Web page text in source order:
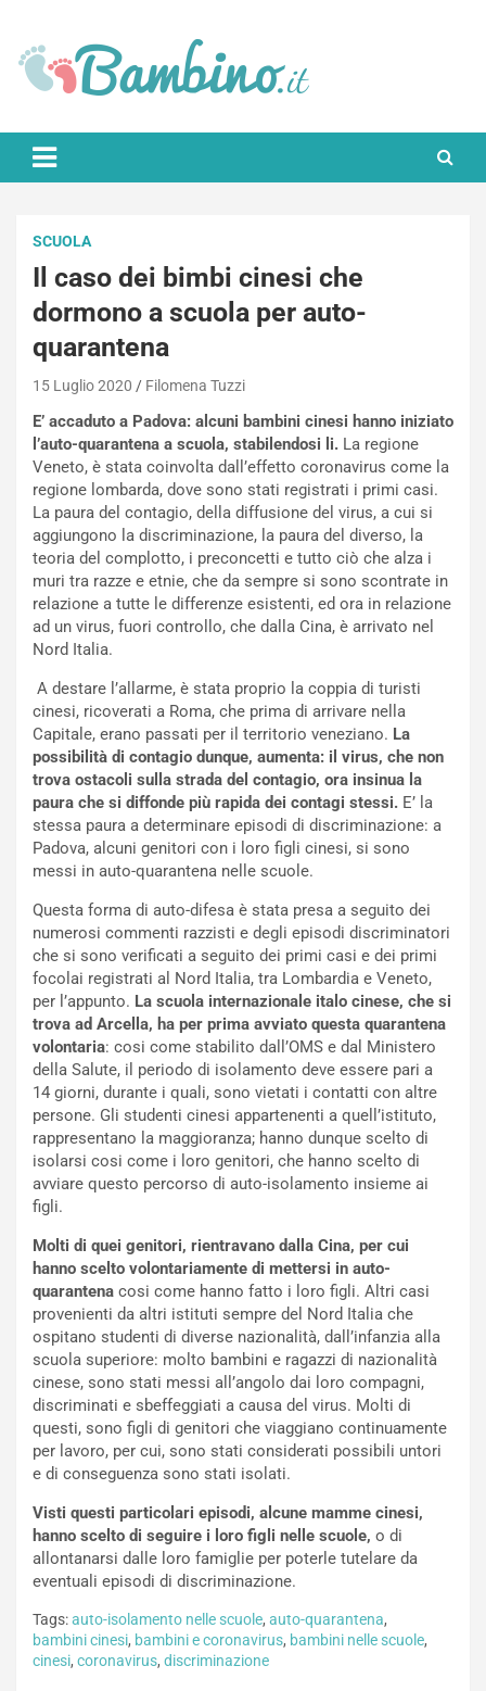
content
Bambino.it
SCUOLA
Il caso dei bimbi cinesi che
dormono a scuola per auto-
quarantena
15 Luglio 2020 Filomena Tuzzi
E’ accaduto a Padova: alcuni bambini cinesi hanno iniziato
l’auto-quarantena a scuola, stabilendosi li. La regione
Veneto, è stata coinvolta dall’effetto coronavirus come la
regione lombarda, dove sono stati registrati i primi casi.
La paura del contagio, della diffusione del virus, a cui si
aggiungono la discriminazione, la paura del diverso, la
teoria del complotto, i preconcetti e tutto ciò che alza i
muri tra razze e etnie, che da sempre si sono scontrate in
relazione a tutte le differenze esistenti, ed ora in relazione
ad un virus, fuori controllo, che dalla Cina, è arrivato nel
Nord Italia.
A destare l’allarme, è stata proprio la coppia di turisti
cinesi, ricoverati a Roma, che prima di arrivare nella
Capitale, erano passati per il territorio veneziano. La
possibilità di contagio dunque, aumenta: il virus, che non
trova ostacoli sulla strada del contagio, ora insinua la
paura che si diffonde più rapida dei contagi stessi. E’ la
stessa paura a determinare episodi di discriminazione: a
Padova, alcuni genitori con i loro figli cinesi, si sono
messi in auto-quarantena nelle scuole.
Questa forma di auto-difesa è stata presa a seguito dei
numerosi commenti razzisti e degli episodi discriminatori
che si sono verificati a seguito dei primi casi e dei primi
focolai registrati al Nord Italia, tra Lombardia e Veneto,
per l’appunto. La scuola internazionale italo cinese, che si
trova ad Arcella, ha per prima avviato questa quarantena
volontaria: cosi come stabilito dall’OMS e dal Ministero
della Salute, il periodo di isolamento deve essere pari a
14 giorni, durante i quali, sono vietati i contatti con altre
persone. Gli studenti cinesi appartenenti a quell’istituto,
rappresentano la maggioranza; hanno dunque scelto di
isolarsi cosi come i loro genitori, che hanno scelto di
avviare questo percorso di auto-isolamento insieme ai
figli.
Molti di quei genitori, rientravano dalla Cina, per cui
hanno scelto volontariamente di mettersi in auto-
quarantena cosi come hanno fatto i loro figli. Altri casi
provenienti da altri istituti sempre del Nord Italia che
ospitano studenti di diverse nazionalità, dall’infanzia alla
scuola superiore: molto bambini e ragazzi di nazionalità
cinese, sono stati messi all’angolo dai loro compagni,
discriminati e sbeffeggiati a causa del virus. Molti di
questi, sono figli di genitori che viaggiano continuamente
per lavoro, per cui, sono stati considerati possibili untori
e di conseguenza sono stati isolati.
Visti questi particolari episodi, alcune mamme cinesi,
hanno scelto di seguire i loro figli nelle scuole, o di
allontanarsi dalle loro famiglie per poterle tutelare da
eventuali episodi di discriminazione.
Tags:auto-isolamento nelle scuole, auto-quarantena,
bambini cinesi, bambini e coronavirus, bambini nelle scuole,
cinesi, coronavirus, discriminazione